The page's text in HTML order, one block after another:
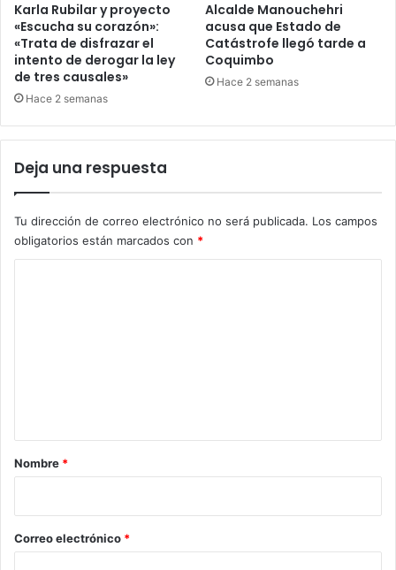
Karla Rubilar y proyecto
«Escucha su corazón»:
«Trata de disfrazar el
intento de derogar la ley
de tres causales»
Hace 2 semanas
Alcalde Manouchehri
acusa que Estado de
Catástrofe llegó tarde a
Coquimbo
Hace 2 semanas
Deja una respuesta
Tu dirección de correo electrónico no será publicada. Los campos
obligatorios están marcados con *
r
*
Nombre *
Correo electrónico *